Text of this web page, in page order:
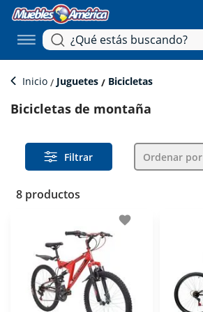
Inicio Juguetes Bicicletas
Bicicletas de montaña
Filtrar Ordenar por
8 productos
favorite